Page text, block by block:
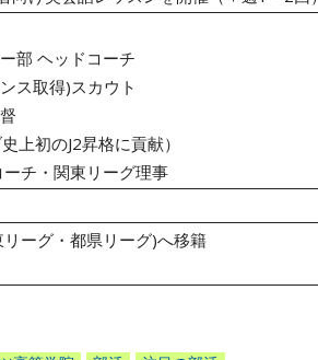
部 ヘッドコーチ
ス取得)スカウト
上初のJ2昇格に貢献）
チ・関東リーグ理事
リーグ・都県リーグ)へ移籍